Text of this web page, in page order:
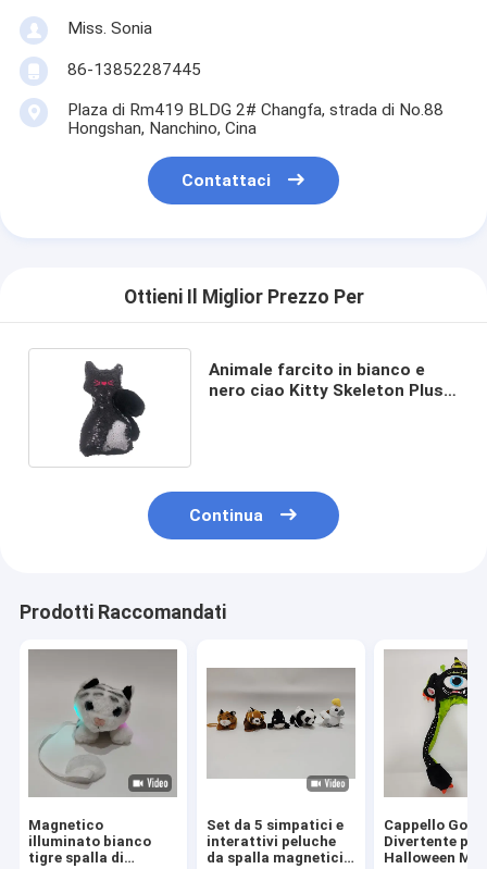
Miss. Sonia
86-13852287445
Plaza di Rm419 BLDG 2# Changfa, strada di No.88
Hongshan, Nanchino, Cina
Contattaci
Ottieni Il Miglior Prezzo Per
Animale farcito in bianco e
nero ciao Kitty Skeleton Plush
Continua
Prodotti Raccomandati
Magnetico
illuminato bianco
tigre spalla di
Set da 5 simpatici e
interattivi peluche
da spalla magnetici,
Cappello
Divertente per
Halloween